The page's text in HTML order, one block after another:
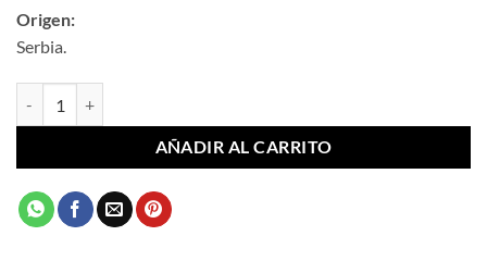
Origen:
Serbia.
AÑADIR AL CARRITO